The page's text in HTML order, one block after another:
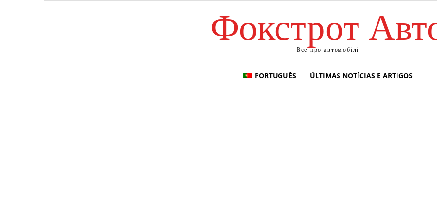
Фокстрот
Все про автомобілі
PORTUGUÊS ÚLTIMAS NOTÍCIAS E ARTIGOS